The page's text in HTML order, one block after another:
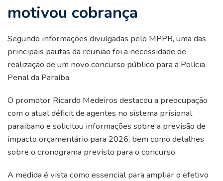
motivou cobrança
Segundo informações divulgadas pelo MPPB, uma das
principais pautas da reunião foi a necessidade de
realização de um novo concurso público para a Polícia
Penal da Paraíba.
O promotor Ricardo Medeiros destacou a preocupação
com o atual déficit de agentes no sistema prisional
paraibano e solicitou informações sobre a previsão de
impacto orçamentário para 2026, bem como detalhes
sobre o cronograma previsto para o concurso.
A medida é vista como essencial para ampliar o efetivo